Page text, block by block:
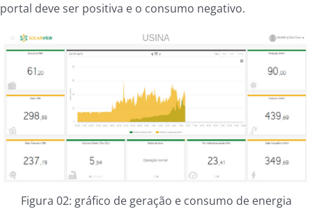
portal deve ser positiva e o consumo negativo.
Figura 02: gráfico de geração e consumo de energia